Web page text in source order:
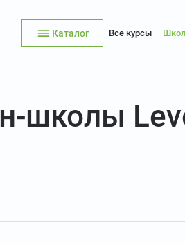
Каталог Все курсы
школы